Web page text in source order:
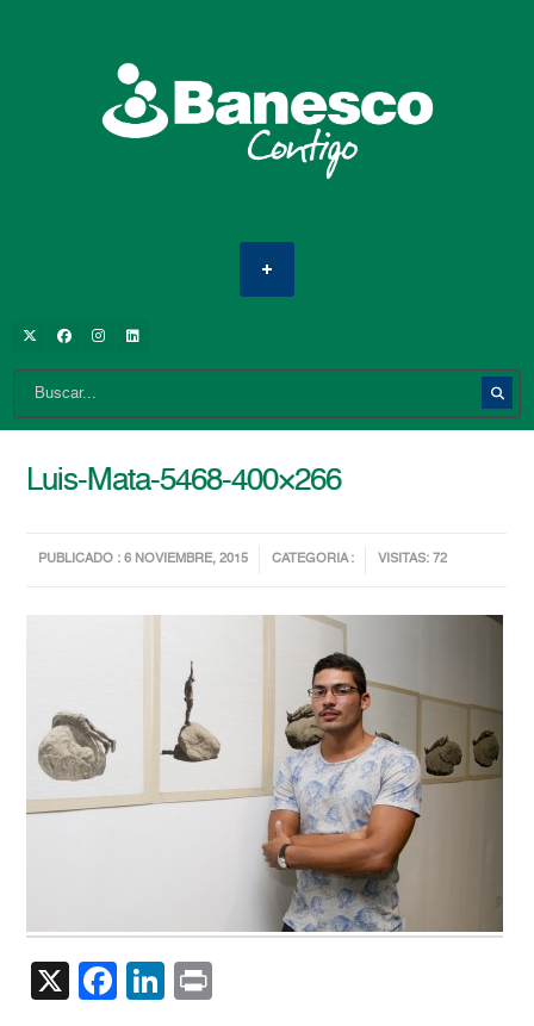
Luis-Mata-5468-400×266
PUBLICADO : 6 NOVIEMBRE, 2015 CATEGORIA : VISITAS: 72
X Facebook
LinkedIn